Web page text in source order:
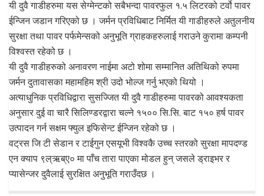
यी दुवै गाडीहरुमा यस सेग्मेन्टको सबैभन्दा पावरफुल १.५ लिटरको टर्वो पावर
ईन्जिन जडान गरिएको छ । जर्मन प्रविधिबाट निर्मित यी गाडीहरुले अतुलनीय
सुरक्षा तथा पावर पर्फमेन्सको अनुभूति ग्राहकहरुलाई गराउने कुरामा कम्पनी
विश्वस्त रहेको छ ।
यी दुवै गाडीहरुको अनावरण नाईमा अटो शोमा सम्मानित अतिथिको रुपमा
जर्मन दुतावासका महामहिम श्री उदो भोल्ज गर्नु भएको थियो ।
अत्याधुनिक प्रविधिद्वारा सुसज्जित यी दुवै गाडीहरुमा पावरको आवश्यकता
अनुसार दुई वा चारै सिलिण्डरद्वारा चल्ने १५०० सि.सि. बाट १५० हर्ष पावर
उत्पादन गर्न सक्षम फ्युल इफिसेन्ट ईन्जिन रहेको छ ।
वट्रस जि टी सेडान र टाईगुन एसयूभी विश्वकै उच्च स्तरको सुरक्षा मापदण्ड
एन क्याप ९ल्ऋब्ए० मा पाँच तारा पाएका मोडल हुन् जसले ड्राइभर र
प्यासेन्जर दुवैलाई सुरक्षित अनुभूति गराउँदछ ।